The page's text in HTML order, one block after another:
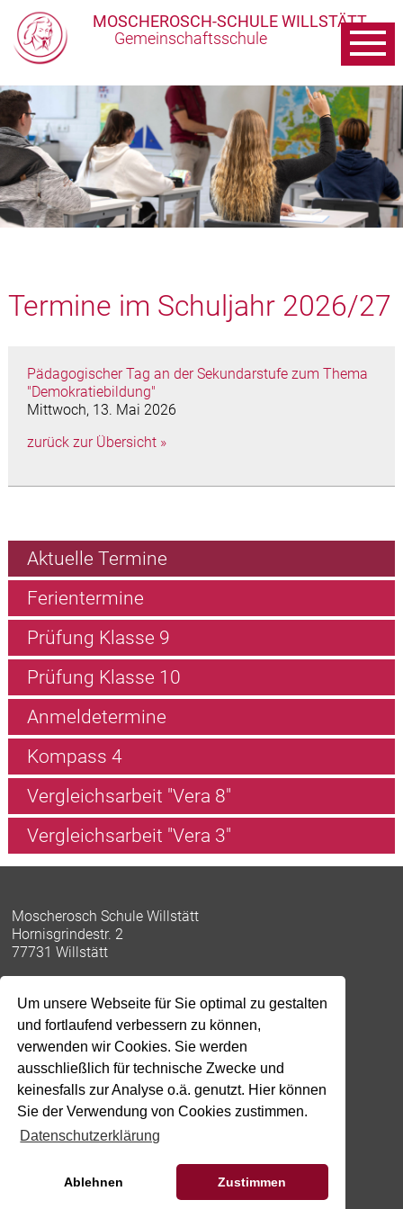
Um unsere Webseite für Sie optimal zu gestalten
und fortlaufend verbessern zu können,
verwenden wir Cookies. Sie werden
ausschließlich für technische Zwecke und
keinesfalls zur Analyse o.ä. genutzt. Hier können
Sie der Verwendung von Cookies zustimmen.
Datenschutzerklärung
Ablehnen Zustimmen
MOSCHEROSCH-SCHULE WILLSTÄTT
Gemeinschaftsschule
Termine im Schuljahr 2026/27
Pädagogischer Tag an der Sekundarstufe zum Thema
"Demokratiebildung"
Mittwoch, 13. Mai 2026
zurück zur Übersicht »
Aktuelle Termine
Ferientermine
Prüfung Klasse 9
Prüfung Klasse 10
Anmeldetermine
Kompass 4
Vergleichsarbeit "Vera 8"
Vergleichsarbeit "Vera 3"
Moscherosch Schule Willstätt
Hornisgrindestr. 2
77731 Willstätt
Tel: 07852-9143-0
Fax: 07852-9143-17
moscherosch-schule@willstaett.de
Impressum
Datenschutz
Schulportal